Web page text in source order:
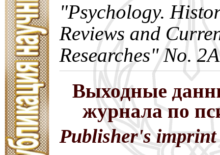
"Psychology.
Reviews and
Researches" No.
Выходные
журнала по
Publisher's imprint